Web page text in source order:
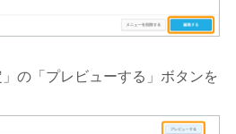
」の「プレビューする」ボタンを